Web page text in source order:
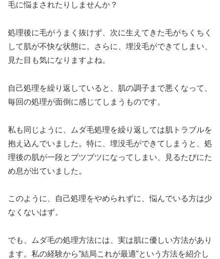
毛に悩まされたりしませんか？
処理後に毛がうまく抜けず、次に生えてきた毛がちくちく
して肌が不快な状態に。さらに、埋没毛ができてしまい、
見た目も気になりますよね。
自己処理を繰り返していると、肌の調子まで悪くなって、
毎回の処理が面倒に感じてしまうものです。
私も同じように、ムダ毛処理を繰り返しては肌トラブルを
抱え込んでいました。特に、埋没毛ができてしまうと、処
理後の肌が一段とブツブツになってしまい、見るたびにた
め息が出ていました。
このように、自己処理をやめられずに、悩んでいる方は少
なくないはず。
でも、ムダ毛の処理方法には、実は肌に優しい方法があり
ます。私の経験から”結局これが最適”という方法を紹介し